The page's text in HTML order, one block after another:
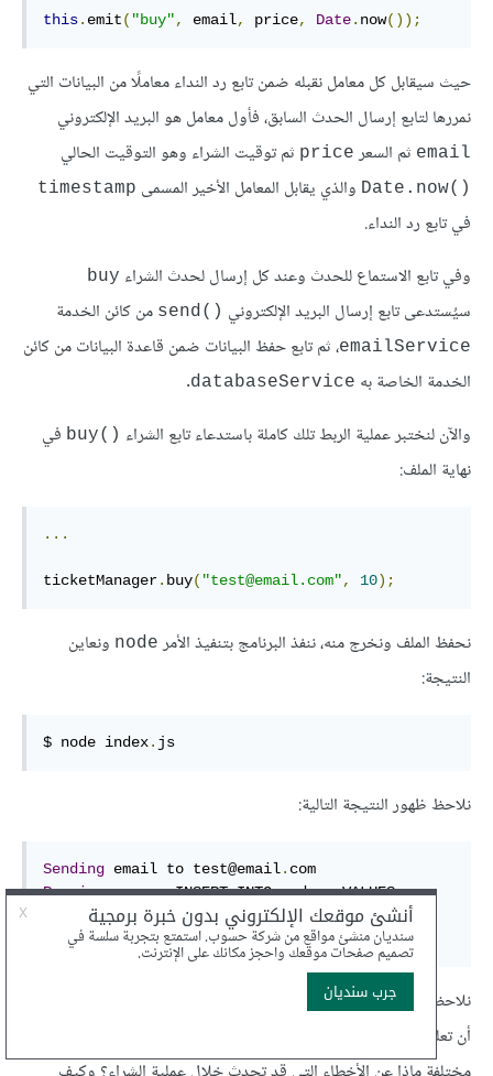
this. emit( "buy", email, price, Date. now());
حيث سيقابل كل معامل نقبله ضمن تابع رد النداء معاملًا من البيانات التي
نمررها لتابع إرسال الحدث السابق، فأول معامل هو البريد الإلكتروني
‎email‎ ثم السعر ‎price‎ ثم توقيت الشراء وهو التوقيت الحالي
‎Date.now()‎ والذي يقابل المعامل الأخير المسمى ‎timestamp‎
في تابع رد النداء.
وفي تابع الاستماع للحدث وعند كل إرسال لحدث الشراء ‎buy‎
سيُستدعى تابع إرسال البريد الإلكتروني ‎send()‎ من كائن الخدمة
‎emailService‎، ثم تابع حفظ البيانات ضمن قاعدة البيانات من كائن
الخدمة الخاصة به ‎databaseService‎
.
والآن لنختبر عملية الربط تلك كاملة باستدعاء تابع الشراء ‎buy()‎ في
نهاية الملف:
...
ticketManager. buy( "test@email.com", 10);
نحفظ الملف ونخرج منه، ننفذ البرنامج بتنفيذ الأمر ‎node‎ ونعاين
النتيجة:
$ node index. js
نلاحظ ظهور النتيجة التالية:
Sending email to test@email.
Running query:
INSERT INTO orders VALUES
email, price, created)
VALUES
test@email.com, 10, 1588720081832)
نلاحظ استقبال تابع الاستماع للبيانات المرفقة بالحدث بنجاح، والآن بعد
أن تعلمنا طرق إضافة توابع الاستماع لمختلف الأحداث بأسماء وبيانات